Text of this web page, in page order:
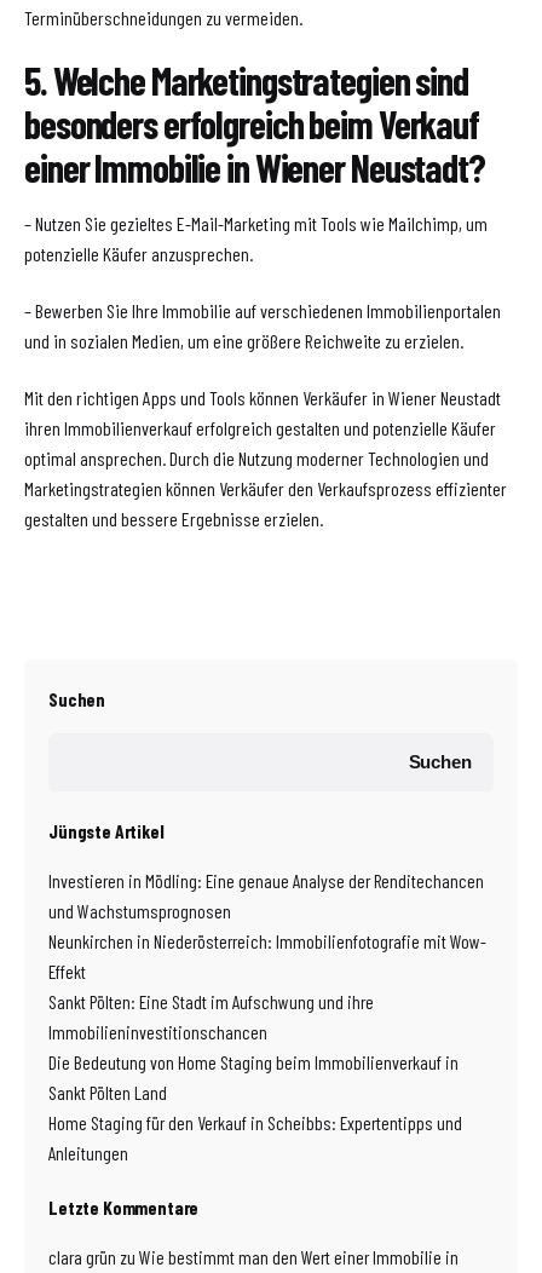
Terminüberschneidungen zu vermeiden.
5. Welche Marketingstrategien sind
besonders erfolgreich beim Verkauf
einer Immobilie in Wiener Neustadt?
– Nutzen Sie gezieltes E-Mail-Marketing mit Tools wie Mailchimp, um
potenzielle Käufer anzusprechen.
– Bewerben Sie Ihre Immobilie auf verschiedenen Immobilienportalen
und in sozialen Medien, um eine größere Reichweite zu erzielen.
Mit den richtigen Apps und Tools können Verkäufer in Wiener Neustadt
ihren Immobilienverkauf erfolgreich gestalten und potenzielle Käufer
optimal ansprechen. Durch die Nutzung moderner Technologien und
Marketingstrategien können Verkäufer den Verkaufsprozess effizienter
gestalten und bessere Ergebnisse erzielen.
Suchen
Suchen
Jüngste Artikel
Investieren in Mödling: Eine genaue Analyse der Renditechancen
und Wachstumsprognosen
Neunkirchen in Niederösterreich: Immobilienfotografie mit Wow-
Effekt
Sankt Pölten: Eine Stadt im Aufschwung und ihre
Immobilieninvestitionschancen
Die Bedeutung von Home Staging beim Immobilienverkauf in
Sankt Pölten Land
Home Staging für den Verkauf in Scheibbs: Expertentipps und
Anleitungen
Letzte Kommentare
clara grün zu Wie bestimmt man den Wert einer Immobilie in